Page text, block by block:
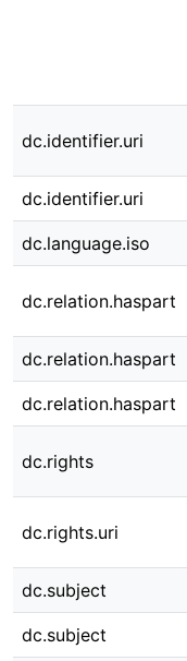
dc.identifier.uri
dc.identifier.uri
dc.language.iso
dc.relation.haspart
dc.relation.haspart
dc.relation.haspart
dc.rights
dc.rights.uri
dc.subject
dc.subject